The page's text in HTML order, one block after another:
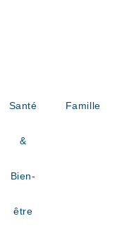
Santé
&
Bien-
être
Famille